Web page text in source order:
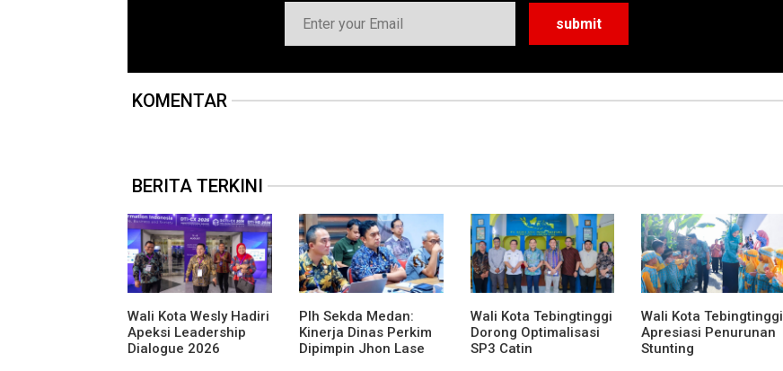
KOMENTAR
BERITA TERKINI
Wali Kota Wesly Hadiri
Apeksi Leadership
Dialogue 2026
Plh Sekda Medan:
Kinerja Dinas Perkim
Dipimpin Jhon Lase
Wali Kota Tebingtinggi
Dorong Optimalisasi
SP3 Catin
Wali Kota Tebingtinggi
Apresiasi Penurunan
Stunting